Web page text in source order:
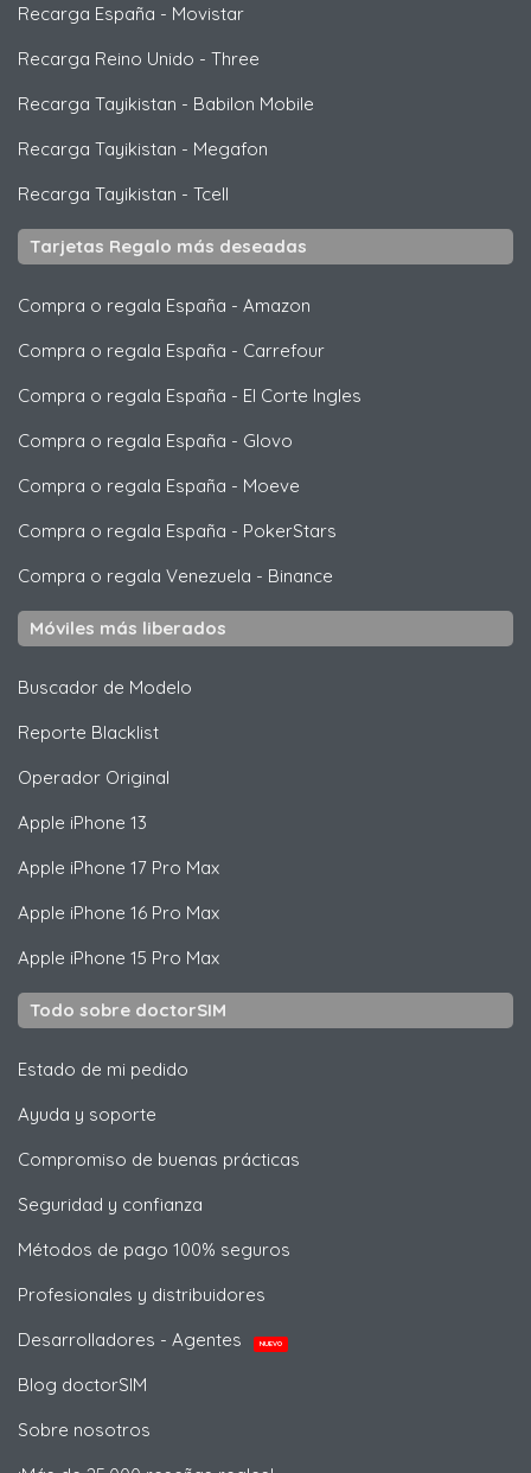
Recarga España - Movistar
Recarga Reino Unido - Three
Recarga Tayikistan - Babilon Mobile
Recarga Tayikistan - Megafon
Recarga Tayikistan - Tcell
Tarjetas Regalo más deseadas
Compra o regala España - Amazon
Compra o regala España - Carrefour
Compra o regala España - El Corte Ingles
Compra o regala España - Glovo
Compra o regala España - Moeve
Compra o regala España - PokerStars
Compra o regala Venezuela - Binance
Móviles más liberados
Buscador de Modelo
Reporte Blacklist
Operador Original
Apple iPhone 13
Apple iPhone 17 Pro Max
Apple iPhone 16 Pro Max
Apple iPhone 15 Pro Max
Todo sobre doctorSIM
Estado de mi pedido
Ayuda y soporte
Compromiso de buenas prácticas
Seguridad y confianza
Métodos de pago 100% seguros
Profesionales y distribuidores
Desarrolladores - Agentes
NUEVO
Blog doctorSIM
Sobre nosotros